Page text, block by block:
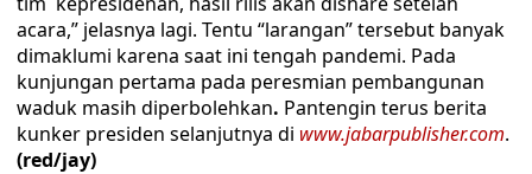
acara,” jelasnya lagi. Tentu “larangan” tersebut banyak
dimaklumi karena saat ini tengah pandemi. Pada
kunjungan pertama pada peresmian pembangunan
waduk masih diperbolehkan. Pantengin terus berita
kunker presiden selanjutnya di www.jabarpublisher.com.
(red/jay)